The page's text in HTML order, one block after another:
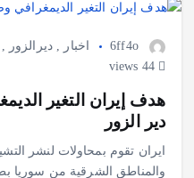
6ff4o اخبار , ديرالزور ,
هدف إيران التغير
دير الزور
ايران تقوم بمحاولات لنشر
والمناطق الشرقية من سوريا